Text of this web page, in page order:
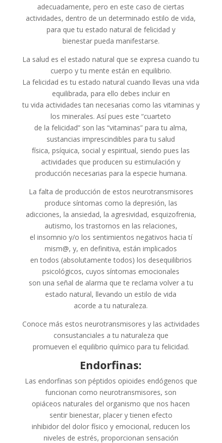
adecuadamente, pero en este caso de ciertas
actividades, dentro de un determinado estilo de vida,
para que tu estado natural de felicidad y
bienestar pueda manifestarse.
La salud es el estado natural que se expresa cuando tu
cuerpo y tu mente están en equilibrio.
La felicidad es tu estado natural cuando llevas una vida
equilibrada, para ello debes incluir en
tu vida actividades tan necesarias como las vitaminas y
los minerales. Así pues este “cuarteto
de la felicidad” son las “vitaminas” para tu alma,
sustancias imprescindibles para tu salud
física, psíquica, social y espiritual, siendo pues las
actividades que producen su estimulación y
producción necesarias para la especie humana.
La falta de producción de estos neurotransmisores
produce síntomas como la depresión, las
adicciones, la ansiedad, la agresividad, esquizofrenia,
autismo, los trastornos en las relaciones,
el insomnio y/o los sentimientos negativos hacia tí
mism@, y, en definitiva, están implicados
en todos (absolutamente todos) los desequilibrios
psicológicos, cuyos síntomas emocionales
son una señal de alarma que te reclama volver a tu
estado natural, llevando un estilo de vida
acorde a tu naturaleza.
Conoce más estos neurotransmisores y las actividades
consustanciales a tu naturaleza que
promueven el equilibrio químico para tu felicidad.
Endorfinas:
Las endorfinas son péptidos opioides endógenos que
funcionan como neurotransmisores, son
opiáceos naturales del organismo que nos hacen
sentir bienestar, placer y tienen efecto
inhibidor del dolor físico y emocional, reducen los
niveles de estrés, proporcionan sensación